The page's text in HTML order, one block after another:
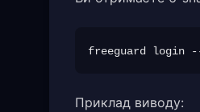
freeguard login
Приклад виводу: